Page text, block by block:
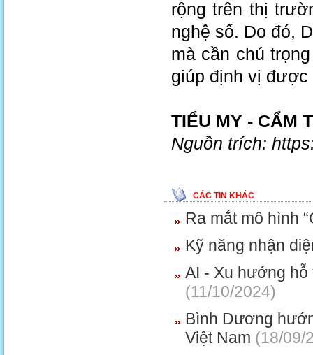
rộng trên thị
nghệ số. Do đó,
mà cần chú
giúp định vị được
TIỂU MY - CẨM
Nguồn trích:
CÁC TIN KHÁC
Ra mắt mô hình
Kỹ năng nhận
AI - Xu hướng
(11/10/2024)
Bình Dương
Việt Nam (18/09/